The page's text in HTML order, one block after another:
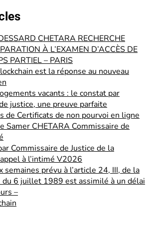
CHETARA RECHERCHE
À L’EXAMEN D’ACCÈS DE
PARTIEL – PARIS
est la réponse au nouveau
vacants : le constat par
justice, une preuve parfaite
de Certificats de non pourvoi en ligne
Samer CHETARA Commissaire de
Commissaire de Justice de la
à l’intimé V2026
semaines prévu à l’article 24, III, de la
6 juillet 1989 est assimilé à un délai
–